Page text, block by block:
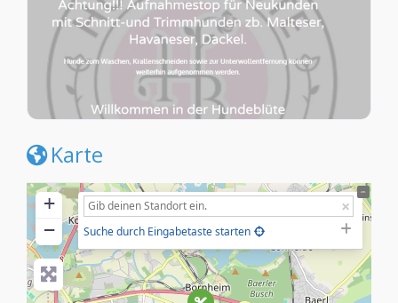
Karte
+
−
Suche durch Eingabetaste starten